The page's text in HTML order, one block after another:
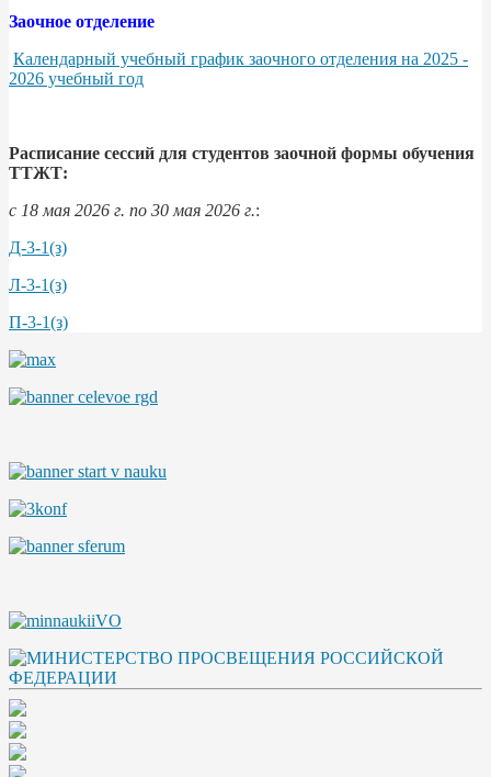
Заочное отделение
Календарный учебный график заочного отделения на 2025 -
2026 учебный год
Расписание сессий для студентов заочной формы обучения
ТТЖТ:
с 18 мая 2026 г. по 30 мая 2026 г.:
Д-3-1(з)
Л-3-1(з)
П-3-1(з)